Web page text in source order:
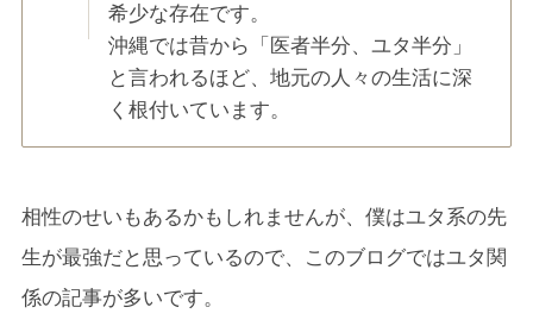
希少な存在です。
沖縄では昔から「医者半分、ユタ半分」
と言われるほど、地元の人々の生活に深
く根付いています。
相性のせいもあるかもしれませんが、僕はユタ系の先
生が最強だと思っているので、このブログではユタ関
係の記事が多いです。